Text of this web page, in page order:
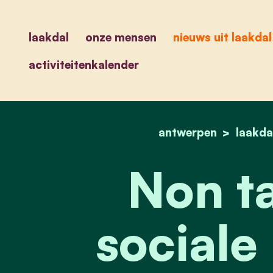
laakdal onze mensen
nieuws uit laakdal
activiteitenkalender
antwerpen
Non